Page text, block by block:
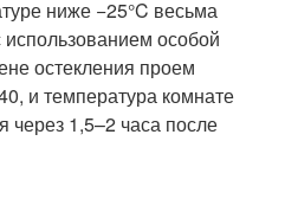
ниже −25°C весьма
использованием особой
остекления проем
и температура комнате
через 1,5–2 часа после